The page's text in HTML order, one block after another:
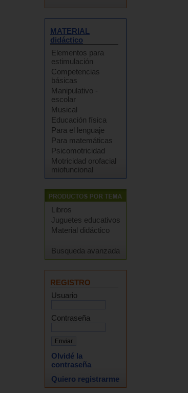
MATERIAL
didáctico
Elementos para
estimulación
Competencias
básicas
Manipulativo -
escolar
Musical
Educación física
Para el lenguaje
Para matemáticas
Psicomotricidad
Motricidad orofacial
miofuncional
Libros
Juguetes educativos
Material didáctico
Busqueda avanzada
REGISTRO
Usuario
Contraseña
Olvidé la
contraseña
Quiero registrarme